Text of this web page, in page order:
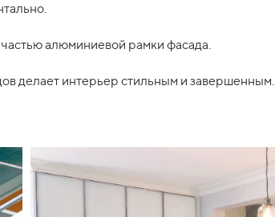
алюминиевой рамки фасада.
делает интерьер стильным и завершенным.